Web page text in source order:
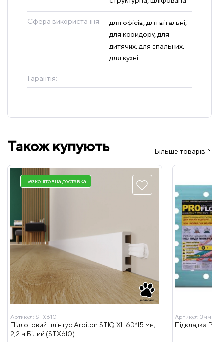
Сфера використання:
для офісів, для вітальні,
для коридору, для
дитячих, для спальних,
для кухні
Гарантія:
Також купують Більше товарів
Безкоштовна доставка
Артикул: STX610
Підлоговий плінтус Arbiton STIQ XL 60*15 мм,
2,2 м Білий (STX610)
Артикул: 3мм Т/
Підкладка